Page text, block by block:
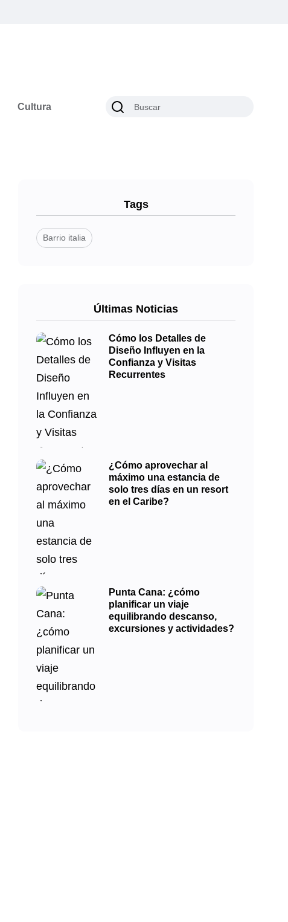
Cultura
Tags
Barrio italia
Últimas Noticias
Cómo los Detalles de
Diseño Influyen en la
Confianza y Visitas
Recurrentes
¿Cómo aprovechar al
máximo una estancia de
solo tres días en un resort
en el Caribe?
Punta Cana: ¿cómo
planificar un viaje
equilibrando descanso,
excursiones y actividades?